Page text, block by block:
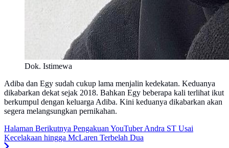
Dok. Istimewa
Adiba dan Egy sudah cukup lama menjalin kedekatan. Keduanya
dikabarkan dekat sejak 2018. Bahkan Egy beberapa kali terlihat ikut
berkumpul dengan keluarga Adiba. Kini keduanya dikabarkan akan
segera melangsungkan pernikahan.
Halaman Berikutnya Pengakuan YouTuber Andra ST Usai
Kecelakaan hingga McLaren Terbelah Dua